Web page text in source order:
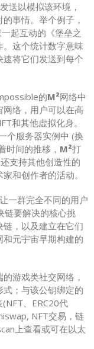
送以模拟该环境，
事情。举个例子，
起互动的《堡垒之
这个统计数字意味
将它们发送到每个
的M²网络中
络，用户可以在高
和其他虚拟化身。
个服务器实例中 (换
时间的推移， M²打
支持其他创造性的
和创作者的活动。
一群完全不同的用户
要解决的核心挑
，以及建立在它们
元宇宙早期构建的
游戏类社交网络，
；与该公钥绑定的
、ERC20代
NFT交易，链
上查看或可在以太